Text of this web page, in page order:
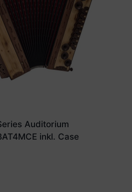
Auditorium
inkl. Case